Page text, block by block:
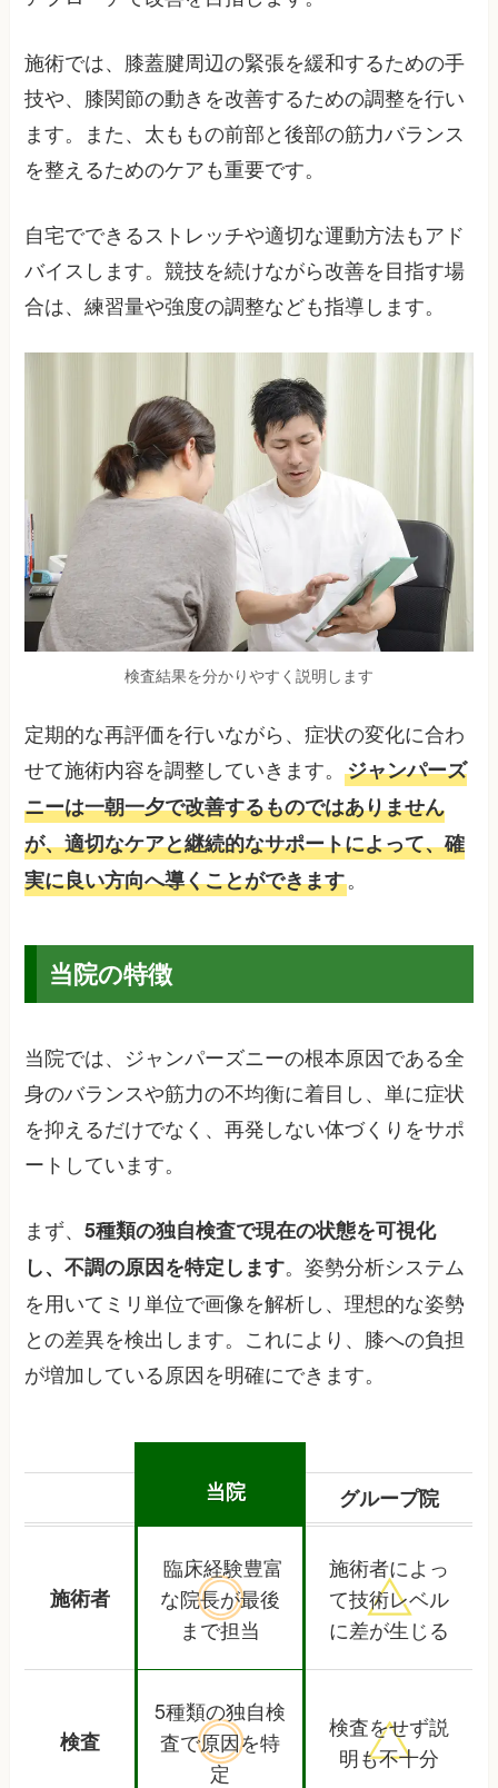
施術では、膝蓋腱周辺の緊張を緩和するための手
技や、膝関節の動きを改善するための調整を行い
ます。また、太ももの前部と後部の筋力バランス
を整えるためのケアも重要です。
自宅でできるストレッチや適切な運動方法もアド
バイスします。競技を続けながら改善を目指す場
合は、練習量や強度の調整なども指導します。
検査結果を分かりやすく説明します
定期的な再評価を行いながら、症状の変化に合わ
せて施術内容を調整していきます。ジャンパーズ
ニーは一朝一夕で改善するものではありません
が、適切なケアと継続的なサポートによって、確
実に良い方向へ導くことができます。
当院の特徴
当院では、ジャンパーズニーの根本原因である全
身のバランスや筋力の不均衡に着目し、単に症状
を抑えるだけでなく、再発しない体づくりをサポ
ートしています。
まず、5種類の独自検査で現在の状態を可視化
し、不調の原因を特定します。姿勢分析システム
を用いてミリ単位で画像を解析し、理想的な姿勢
との差異を検出します。これにより、膝への負担
が増加している原因を明確にできます。
当院 グループ院
施術者
臨床経験豊富
な院長が最後
まで担当
施術者によっ
て技術レベル
に差が生じる
検査
5種類の独自検
査で原因を特
定
検査をせず説
明も不十分